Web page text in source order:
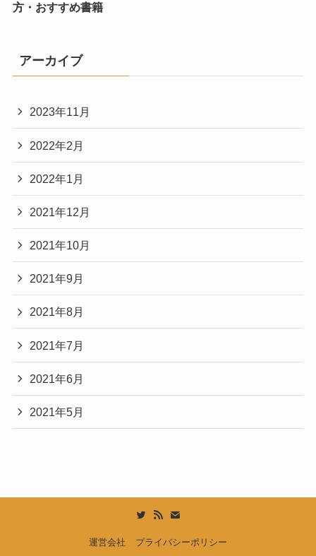
方・おすすめ書籍
アーカイブ
2023年11月
2022年2月
2022年1月
2021年12月
2021年10月
2021年9月
2021年8月
2021年7月
2021年6月
2021年5月
運営会社 プライバシーポリシー